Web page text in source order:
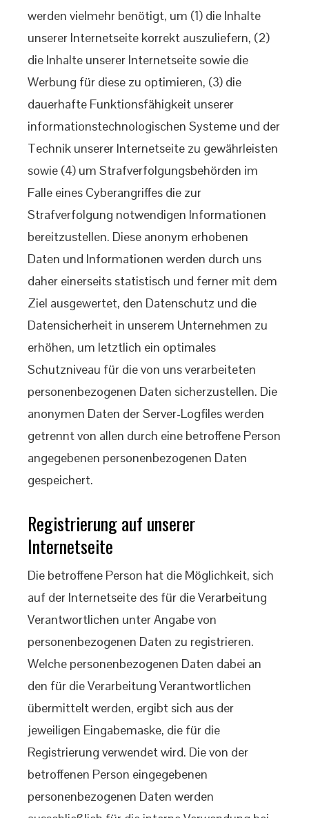
werden vielmehr benötigt, um (1) die Inhalte
unserer Internetseite korrekt auszuliefern, (2)
die Inhalte unserer Internetseite sowie die
Werbung für diese zu optimieren, (3) die
dauerhafte Funktionsfähigkeit unserer
informationstechnologischen Systeme und der
Technik unserer Internetseite zu gewährleisten
sowie (4) um Strafverfolgungsbehörden im
Falle eines Cyberangriffes die zur
Strafverfolgung notwendigen Informationen
bereitzustellen. Diese anonym erhobenen
Daten und Informationen werden durch uns
daher einerseits statistisch und ferner mit dem
Ziel ausgewertet, den Datenschutz und die
Datensicherheit in unserem Unternehmen zu
erhöhen, um letztlich ein optimales
Schutzniveau für die von uns verarbeiteten
personenbezogenen Daten sicherzustellen. Die
anonymen Daten der Server-Logfiles werden
getrennt von allen durch eine betroffene Person
angegebenen personenbezogenen Daten
gespeichert.
Registrierung auf unserer
Internetseite
Die betroffene Person hat die Möglichkeit, sich
auf der Internetseite des für die Verarbeitung
Verantwortlichen unter Angabe von
personenbezogenen Daten zu registrieren.
Welche personenbezogenen Daten dabei an
den für die Verarbeitung Verantwortlichen
übermittelt werden, ergibt sich aus der
jeweiligen Eingabemaske, die für die
Registrierung verwendet wird. Die von der
betroffenen Person eingegebenen
personenbezogenen Daten werden